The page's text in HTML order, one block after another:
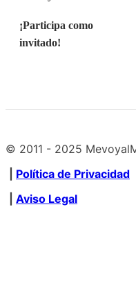
¡Participa como
invitado!
© 2011 - 2025
Política de Privacidad
Aviso Legal